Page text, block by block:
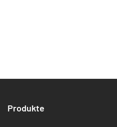
Produkte